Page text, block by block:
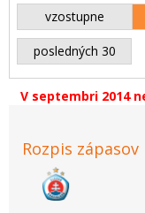
vzostupne
posledných 30
V septembri 2014
Rozpis zápasov